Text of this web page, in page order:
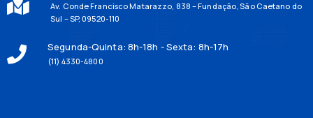
Av. Conde Francisco Matarazzo, 838 – Fundação, São Caetano do
Sul – SP, 09520-110
Segunda-Quinta: 8h-18h - Sexta: 8h-17h
(11) 4330-4800